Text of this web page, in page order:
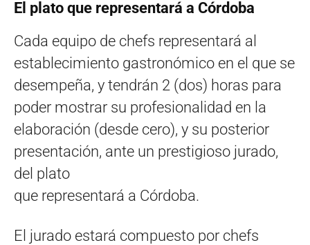
El plato que representará a Córdoba
Cada equipo de chefs representará al
establecimiento gastronómico en el que se
desempeña, y tendrán 2 (dos) horas para
poder mostrar su profesionalidad en la
elaboración (desde cero), y su posterior
presentación, ante un prestigioso jurado,
del plato
que representará a Córdoba.
El jurado estará compuesto por chefs